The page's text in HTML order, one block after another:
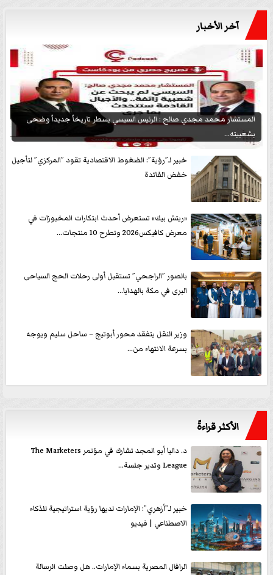
آخر الأخبار
المستشار محمد مجدي صالح : الرئيس السيسي يسطر تاريخاً جديداً وضحى
بشعبيته...
خبير لـ”رؤية”: الضغوط الاقتصادية تقود ”المركزي” لتأجيل
خفض الفائدة
«ريتش بيك» تستعرض أحدث ابتكارات المخبوزات في
معرض كافيكس2026 وتطرح 10 منتجات...
بالصور ”الراجحي” تستقبل أولى رحلات الحج السياحى
البرى في مكة بالهدايا...
وزير النقل يتفقد محور أبوتيج – ساحل سليم ويوجه
بسرعة الانتهاء من...
الأكثر قراءةً
د. داليا أبو المجد تشارك في مؤتمر The Marketers
League وتدير جلسة...
خبير لـ”أزهري”: الإمارات لديها رؤية استراتيجية للذكاء
الاصطناعي | فيديو
الرافال المصرية بسماء الإمارات.. هل وصلت الرسالة